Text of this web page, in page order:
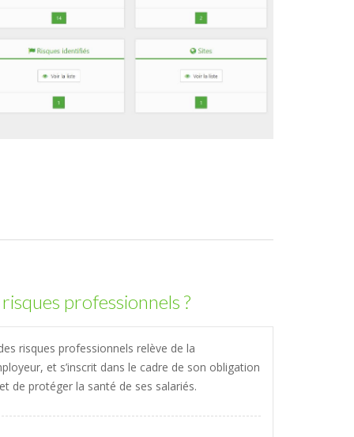
professionnels ?
risques professionnels relève de la
et s’inscrit dans le cadre de son obligation
de protéger la santé de ses salariés.